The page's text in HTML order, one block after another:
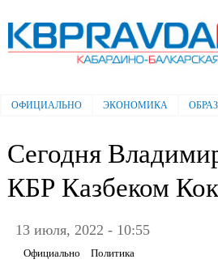
Электронная газета "Кабардино-
Балкарская правда"
Главное меню
ОФИЦИАЛЬНО ЭКОНОМИКА
Сегодня
КБР Казбеком
13 июля, 2022 - 10:55
Официально Политика